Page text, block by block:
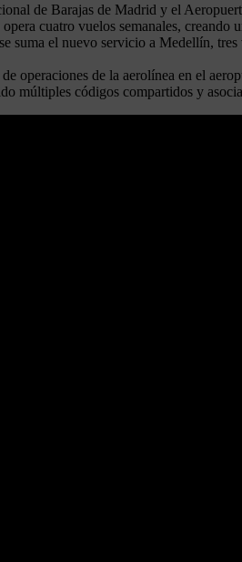
de Barajas de Madrid y el
cuatro vuelos semanales, creando
suma el nuevo servicio a Medellín,
operaciones de la aerolínea en el
múltiples códigos compartidos y